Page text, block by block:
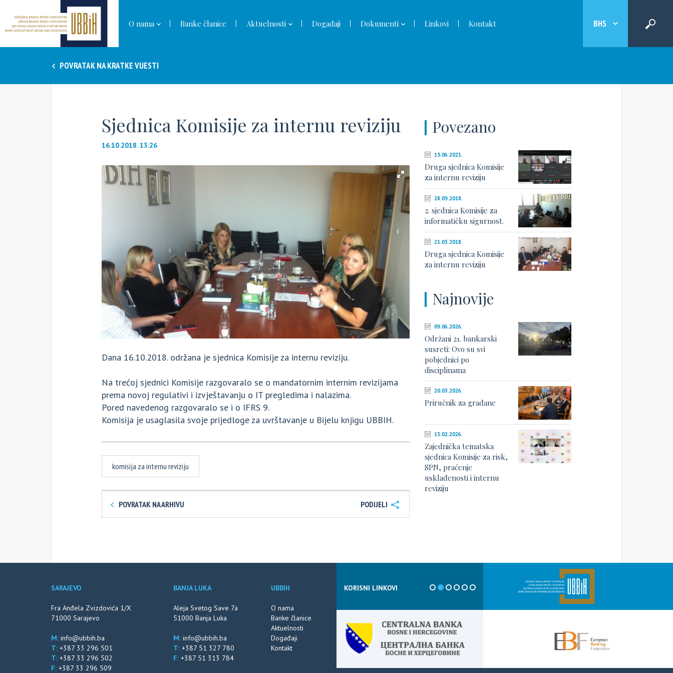
O nama Banke članice Aktuelnosti Događaji Dokumenti Linkovi Kontakt BHS
POVRATAK NA KRATKE VIJESTI
Sjednica Komisije za internu reviziju
16.10.2018. 13:26
Dana 16.10.2018. održana je sjednica Komisije za internu reviziju.
Na trećoj sjednici Komisije razgovaralo se o mandatornim internim revizijama
prema novoj regulativi i izvještavanju o IT pregledima i nalazima.
Pored navedenog razgovaralo se i o IFRS 9.
Komisija je usaglasila svoje prijedloge za uvrštavanje u Bijelu knjigu UBBIH.
komisija za internu reviziju
POVRATAK NA ARHIVU PODIJELI
Povezano
15.06.2021.
Druga sjednica Komisije
za internu reviziju
28.09.2018.
2. sjednica Komisije za
informatičku sigurnost.
21.03.2018.
Druga sjednica Komisije
za internu reviziju
Najnovije
09.06.2026.
Održani 21. bankarski
susreti: Ovo su svi
pobjednici po
disciplinama
20.03.2026.
Priručnik za građane
13.02.2026.
Zajednička tematska
sjednica Komisije za risk,
SPN, praćenje
usklađenosti i internu
reviziju
KORISNI LINKOVI
SARAJEVO
Fra Anđela Zvizdovića 1/X
71000 Sarajevo
M: info@ubbih.ba
T: +387 33 296 501
T: +387 33 296 502
F: +387 33 296 509
BANJA LUKA
Aleja Svetog Save 7a
51000 Banja Luka
M: info@ubbih.ba
T:+387 51 327 780
F:+387 51 313 784
UBBIH
O nama
Banke članice
Aktuelnosti
Događaji
Kontakt